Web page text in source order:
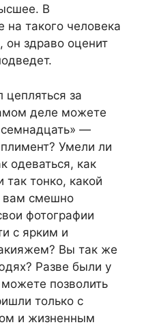
В
на такого человека
здраво оценит
цепляться за
деле можете
—
Умели ли
одеваться, как
так тонко, какой
вам смешно
фотографии
с ярким и
Вы так же
Разве были у
позволить
только с
и жизненным